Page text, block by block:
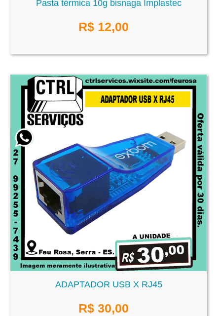
Pasta térmica 10g bisnaga Implastec
R$ 12,00
ADAPTADOR USB X RJ45
R$ 30,00